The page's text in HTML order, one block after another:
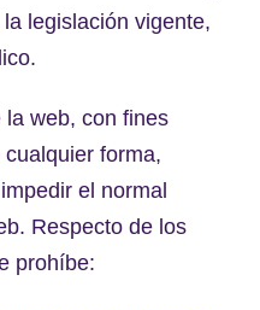
legislación vigente,
web, con fines
forma,
el normal
Respecto de los
prohíbe: